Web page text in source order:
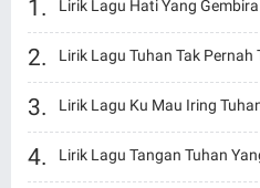
Lirik Lagu Hati Yang
Lirik Lagu Tuhan Tak Pernah
Lirik Lagu Ku Mau Iring
Lirik Lagu Tangan Tuhan